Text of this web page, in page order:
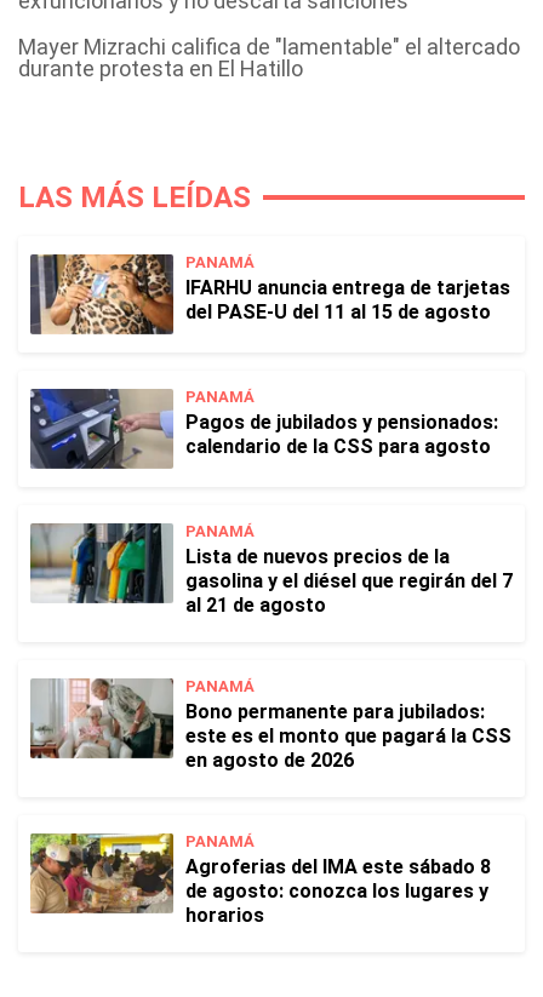
Mayer Mizrachi califica de "lamentable" el altercado
durante protesta en El Hatillo
LAS MÁS LEÍDAS
PANAMÁ
IFARHU anuncia entrega de tarjetas
del PASE-U del 11 al 15 de agosto
PANAMÁ
Pagos de jubilados y pensionados:
calendario de la CSS para agosto
PANAMÁ
Lista de nuevos precios de la
gasolina y el diésel que regirán del 7
al 21 de agosto
PANAMÁ
Bono permanente para jubilados:
este es el monto que pagará la CSS
en agosto de 2026
PANAMÁ
Agroferias del IMA este sábado 8
de agosto: conozca los lugares y
horarios